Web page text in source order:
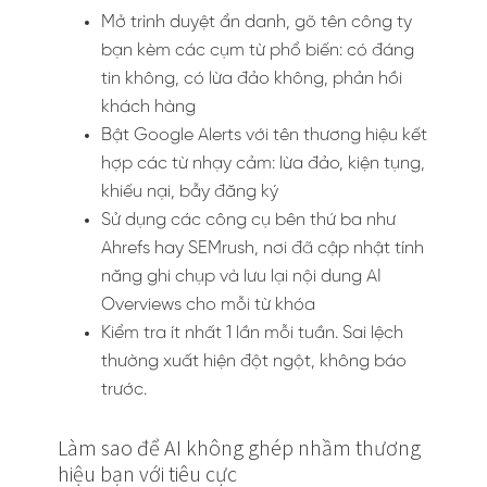
Mở trình duyệt ẩn danh, gõ tên công ty
bạn kèm các cụm từ phổ biến: có đáng
tin không, có lừa đảo không, phản hồi
khách hàng
Bật Google Alerts với tên thương hiệu kết
hợp các từ nhạy cảm: lừa đảo, kiện tụng,
khiếu nại, bẫy đăng ký
Sử dụng các công cụ bên thứ ba như
Ahrefs hay SEMrush, nơi đã cập nhật tính
năng ghi chụp và lưu lại nội dung AI
Overviews cho mỗi từ khóa
Kiểm tra ít nhất 1 lần mỗi tuần. Sai lệch
thường xuất hiện đột ngột, không báo
trước.
Làm sao để AI không ghép nhầm thương
hiệu bạn với tiêu cực